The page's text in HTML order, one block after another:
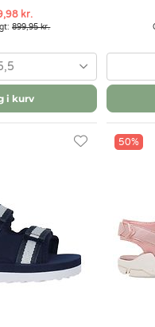
kr.
899,95 kr.
i kurv
50%